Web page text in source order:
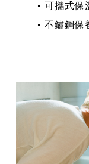
• 可攜式保
• 不鏽鋼保